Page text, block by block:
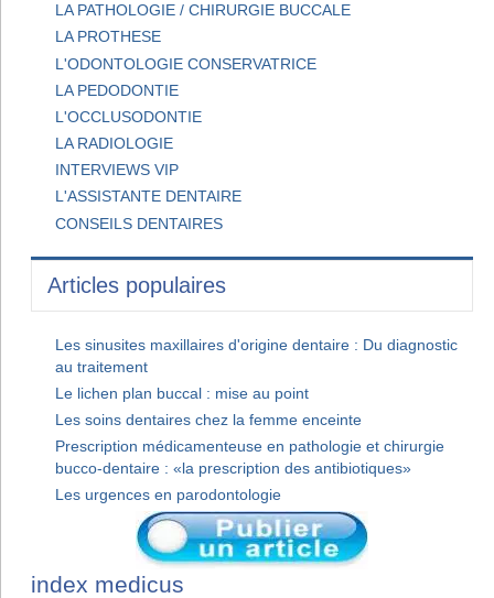
LA PATHOLOGIE / CHIRURGIE BUCCALE
LA PROTHESE
L'ODONTOLOGIE CONSERVATRICE
LA PEDODONTIE
L'OCCLUSODONTIE
LA RADIOLOGIE
INTERVIEWS VIP
L'ASSISTANTE DENTAIRE
CONSEILS DENTAIRES
Articles populaires
Les sinusites maxillaires d'origine dentaire : Du diagnostic
au traitement
Le lichen plan buccal : mise au point
Les soins dentaires chez la femme enceinte
Prescription médicamenteuse en pathologie et chirurgie
bucco-dentaire : «la prescription des antibiotiques»
Les urgences en parodontologie
index medicus